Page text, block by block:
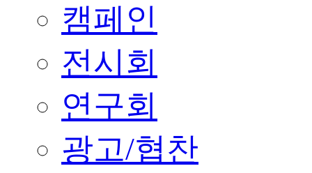
캠페인
전시회
연구회
광고/협찬